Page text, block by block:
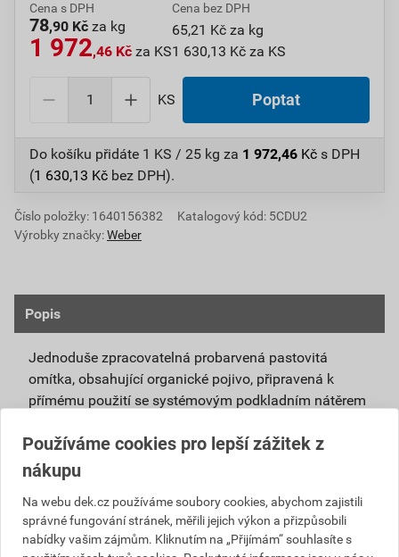
Cena s DPH
78,90 Kč za kg
1 972,46 Kč za KS
Cena bez DPH
65,21 Kč za kg
1 630,13 Kč za KS
KS Poptat
Do košíku přidáte 1 KS / 25 kg za 1 972,46 Kč s DPH
(1 630,13 Kč bez DPH).
Číslo položky: 1640156382
Katalogový kód: 5CDU2
Výrobky značky:Weber
Popis
Jednoduše zpracovatelná probarvená pastovitá
omítka, obsahující organické pojivo, připravená k
přímému použití se systémovým podkladním nátěrem
Vlivem ochlazování vnějšího souvrství
zateplovacích systémů v nočních hodinách,
dochází ke kondenzaci vody na povrchu, která
vytváří živnou půdu pro růst nevzhledných řas.
Povrch omítky weberpas aquaBalance dokáže
Používáme cookies pro lepší zážitek z
nákupu
Na webu dek.cz používáme soubory cookies, abychom zajistili
správné fungování stránek, měřili jejich výkon a přizpůsobili
nabídky vašim zájmům. Kliknutím na „Přijímám“ souhlasíte s